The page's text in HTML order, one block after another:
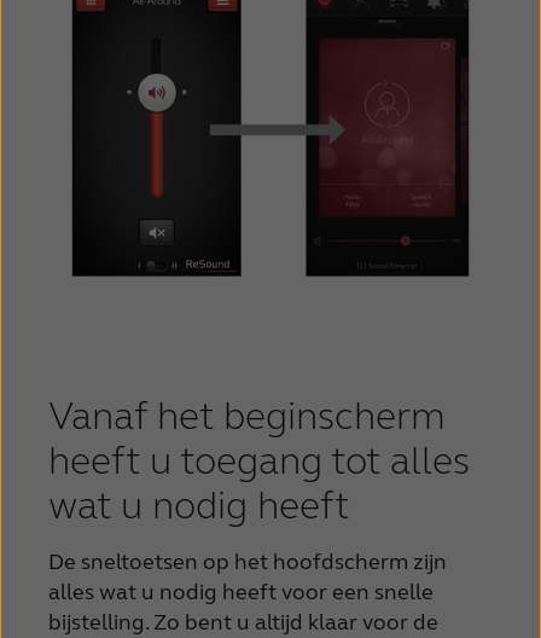
Vanaf het beginscherm
heeft u toegang tot alles
wat u nodig heeft
De sneltoetsen op het hoofdscherm zijn
alles wat u nodig heeft voor een snelle
bijstelling. Zo bent u altijd klaar voor de